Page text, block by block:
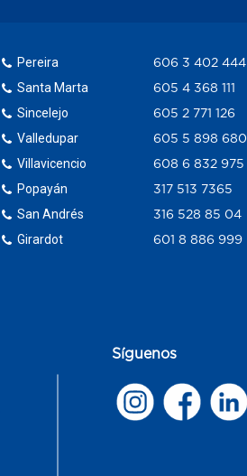
Pereira
Santa Marta
Sincelejo
Valledupar
Villavicencio
Popayán
San Andrés
Girardot
606 3 402 444
605 4 368 111
605 2 771 126
605 5 898 680
608 6 832 975
317 513 7365
316 528 85 04
601 8 886 999
Síguenos